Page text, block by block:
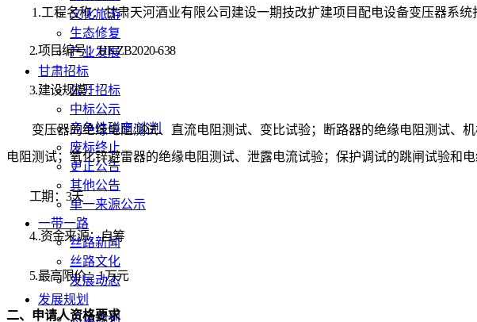
文化旅游
生态修复
产业发展
甘肃招标
公开招标
中标公示
竞争性磋商/谈判
废标终止
更正公告
其他公告
单一来源公示
一带一路
丝路新闻
丝路文化
发展动态
发展规划
总体规划
1.工程名称：甘肃天河酒业有限公司建设一期技改扩建项目配电设备变压器系
2.项目编号：HKZB2020-638
3.建设规模：
变压器的绝缘电阻测试、直流电阻测试、变比试验；断路器的绝缘电阻测试、
电阻测试；氧化锌避雷器的绝缘电阻测试、泄露电流试验；保护调试的跳闸试验和
工期： 3天
4..资金来源：自筹
5.最高限价：1万元
二、 申请人资格要求